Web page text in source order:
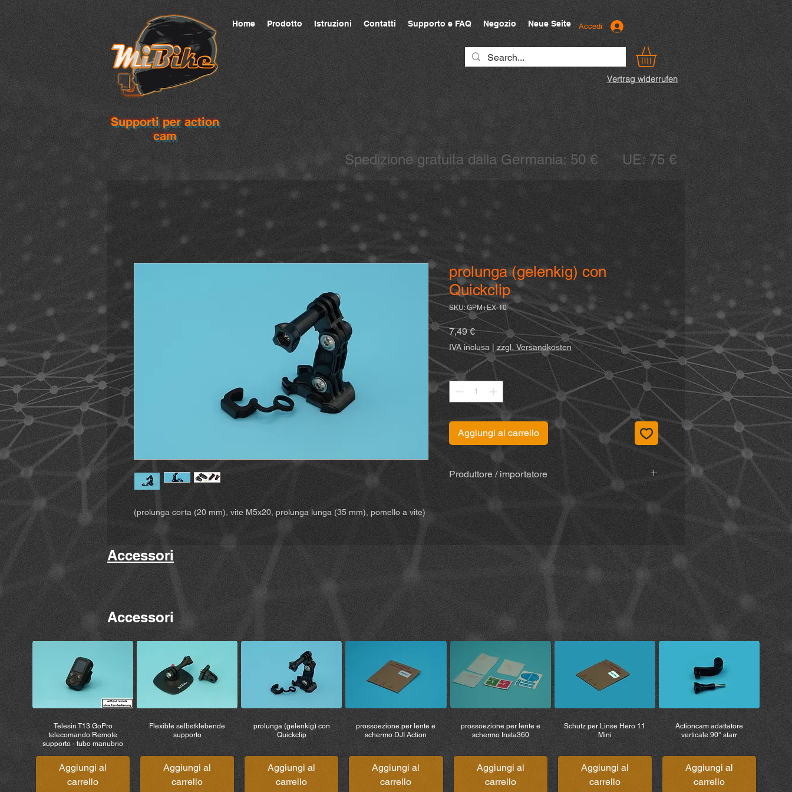
Supporti per action
cam
Spedizione gratuita dalla Germania: 50 € UE: 75 €
Home Prodotto Istruzioni Contatti Supporto e FAQ Negozio Neue Seite Accedi
Vertrag widerrufen
(prolunga corta (20 mm), vite M5x20, prolunga lunga (35 mm), pomello a vite)
prolunga (gelenkig) con
Quickclip
SKU: GPM+EX-10
7,49 €Prezzo
IVA inclusa zzgl. Versandkosten
Quantità *
Aggiungi al carrello
Produttore / importatore
MiBike - Mike Becker, Vormholzer Ring 23, 58456
Witten, www.mibike.de
Accessori
Telesin T13 GoPro
telecomando Remote
supporto - tubo manubrio
Aggiungi al
carrello
Flexible selbstklebende
supporto
Aggiungi al
carrello
prolunga (gelenkig) con
Quickclip
Aggiungi al
carrello
prossoezione per lente e
schermo DJI Action
Aggiungi al
carrello
prossoezione per lente e
schermo Insta360
Aggiungi al
carrello
Schutz per Linse Hero 11
Mini
Aggiungi al
carrello
Actioncam adattatore
verticale 90° starr
Aggiungi al
carrello
Accessori